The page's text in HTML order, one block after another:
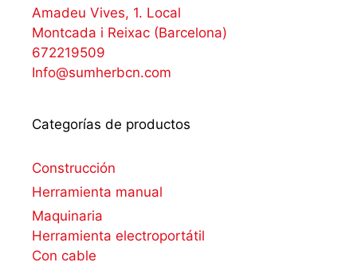
Amadeu Vives, 1. Local
Montcada i Reixac (Barcelona)
672219509
Info@sumherbcn.com
Categorías de productos
Construcción
Herramienta manual
Maquinaria
Herramienta electroportátil
Con cable